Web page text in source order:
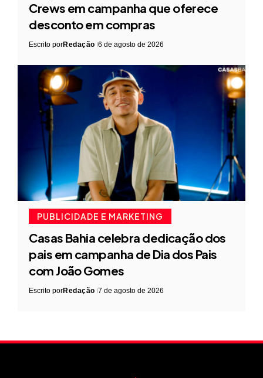
Crews em campanha que oferece
desconto em compras
Escrito porRedação 6 de agosto de 2026
PUBLICIDADE E MARKETING
Casas Bahia celebra dedicação dos
pais em campanha de Dia dos Pais
com João Gomes
Escrito porRedação 7 de agosto de 2026